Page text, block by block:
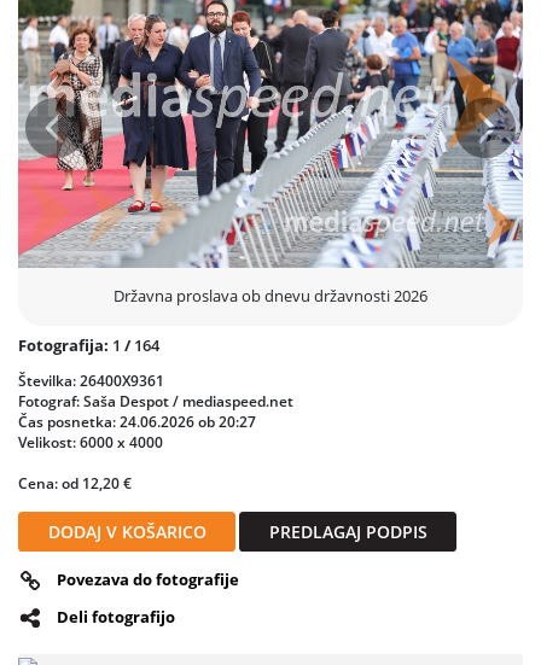
Mešani pevski zbor Crescendo ter Otroški pevski zbor Osnovne šole
Alojzija Šuštarja. Posebno mesto so imeli recitali, ki so občinstvu
približali dela pomembnih slovenskih literatov, med njimi Srečka
Kosovela, Ivana Cankarja, Dragotina Ketteja, Antona Aškerca, Lili
Novy in Josipa Stritarja.
Državna proslava ob dnevu državnosti 2026
Prejšnja
Fotografija: 1 /164
Številka: 26400X9361
Fotograf: Saša Despot / mediaspeed.net
Čas posnetka: 24.06.2026 ob 20:27
Velikost: 6000 x 4000
Cena: od 12,20 €
DODAJ V KOŠARICO PREDLAGAJ PODPIS
Povezava do fotografije
Deli fotografijo